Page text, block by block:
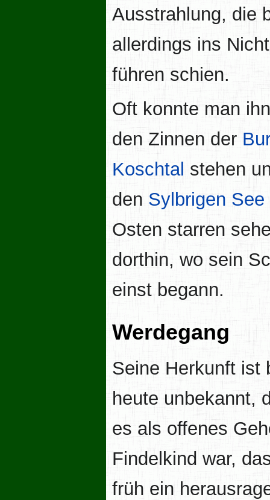
Ausstrahlung, die
allerdings ins
führen schien.
Oft konnte man
den Zinnen der
Koschtal stehen
den Sylbrigen See
Osten starren
dorthin, wo sein
einst begann.
Werdegang
Seine Herkunft ist
heute unbekannt,
es als offenes
Findelkind war,
früh ein